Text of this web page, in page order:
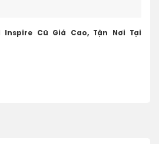
Inspire Cũ Giá Cao, Tận Nơi Tại